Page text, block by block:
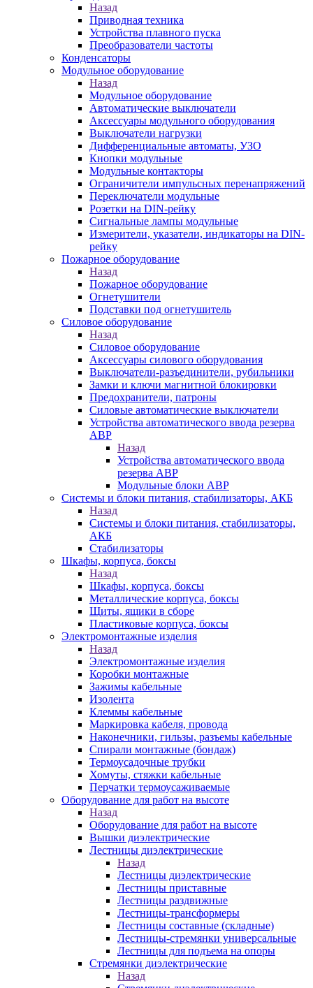
Назад
Приводная техника
Устройства плавного пуска
Преобразователи частоты
Конденсаторы
Модульное оборудование
Назад
Модульное оборудование
Автоматические выключатели
Аксессуары модульного оборудования
Выключатели нагрузки
Дифференциальные автоматы, УЗО
Кнопки модульные
Модульные контакторы
Ограничители импульсных перенапряжений
Переключатели модульные
Розетки на DIN-рейку
Сигнальные лампы модульные
Измерители, указатели, индикаторы на DIN-
рейку
Пожарное оборудование
Назад
Пожарное оборудование
Огнетушители
Подставки под огнетушитель
Силовое оборудование
Назад
Силовое оборудование
Аксессуары силового оборудования
Выключатели-разъединители, рубильники
Замки и ключи магнитной блокировки
Предохранители, патроны
Силовые автоматические выключатели
Устройства автоматического ввода резерва
АВР
Назад
Устройства автоматического ввода
резерва АВР
Модульные блоки АВР
Системы и блоки питания, стабилизаторы, АКБ
Назад
Системы и блоки питания, стабилизаторы,
АКБ
Стабилизаторы
Шкафы, корпуса, боксы
Назад
Шкафы, корпуса, боксы
Металлические корпуса, боксы
Щиты, ящики в сборе
Пластиковые корпуса, боксы
Электромонтажные изделия
Назад
Электромонтажные изделия
Коробки монтажные
Зажимы кабельные
Изолента
Клеммы кабельные
Маркировка кабеля, провода
Наконечники, гильзы, разъемы кабельные
Спирали монтажные (бондаж)
Термоусадочные трубки
Хомуты, стяжки кабельные
Перчатки термоусаживаемые
Оборудование для работ на высоте
Назад
Оборудование для работ на высоте
Вышки диэлектрические
Лестницы диэлектрические
Назад
Лестницы диэлектрические
Лестницы приставные
Лестницы раздвижные
Лестницы-трансформеры
Лестницы составные (складные)
Лестницы-стремянки универсальные
Лестницы для подъема на опоры
Стремянки диэлектрические
Назад